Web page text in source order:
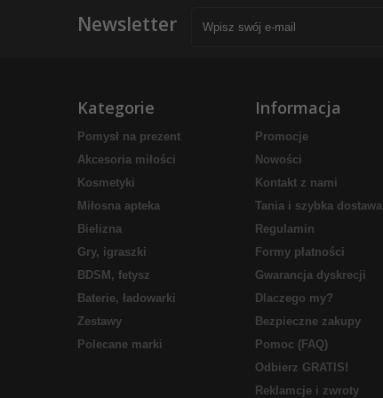
Newsletter
Kategorie
Pomysł na prezent
Akcesoria miłości
Kosmetyki
Miłosna apteka
Bielizna
Gry, igraszki
BDSM, fetysz
Baterie, ładowarki
Zestawy
Polecane marki
Informacja
Promocje
Nowości
Kontakt z nami
Tania i szybka dostawa
Regulamin
Formy płatności
Gwarancja dyskrecji
Dlaczego my?
Bezpieczne zakupy
Pomoc (FAQ)
Odbierz GRATIS!
Reklamcje i zwroty